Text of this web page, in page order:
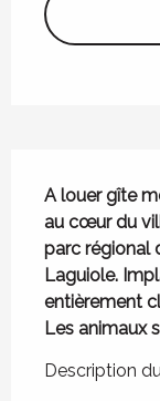
A louer gîte
au cœur du
parc régional
Laguiole.
entièrement
Les animaux
Description